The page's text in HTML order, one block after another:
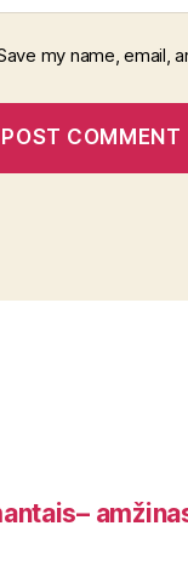
my name, email,